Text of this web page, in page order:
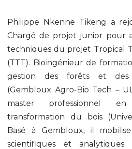
Philippe Nkenne Tikeng a
Chargé de projet junior pour
techniques du projet Tropical
(TTT). Bioingénieur de
gestion des forêts et des
(Gembloux Agro-Bio Tech –
master professionnel
transformation du bois
Basé à Gembloux, il
scientifiques et